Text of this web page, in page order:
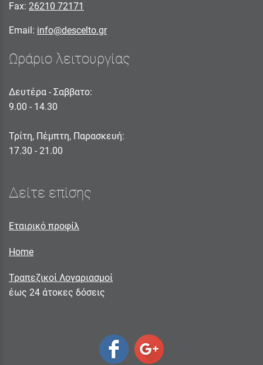
Fax: 26210 72171
Email: info@descelto.gr
Ωράριο λειτουργίας
Δευτέρα - Σαββατο:
9.00 - 14.30
Τρίτη, Πέμπτη, Παρασκευή:
17.30 - 21.00
Δείτε επίσης
Εταιρικό προφίλ
Home
Τραπεζικοί Λογαριασμοί
έως 24 άτοκες δόσεις